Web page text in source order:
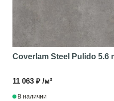
Coverlam Steel Pulido 5.6
11 063 ₽ /м²
В наличии